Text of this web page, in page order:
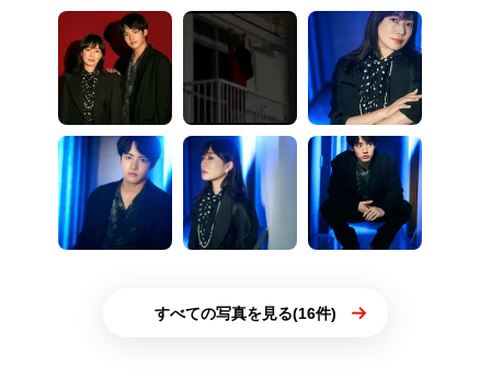
すべての写真を見る(16件)